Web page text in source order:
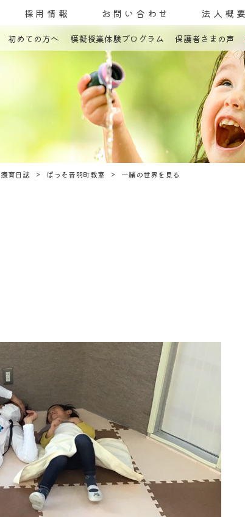
採用情報 お問い合わせ 法人概要
初めての方へ 模擬授業体験プログラム 保護者さまの声
療育日誌 ぱっそ音羽町教室 一緒の世界を見る